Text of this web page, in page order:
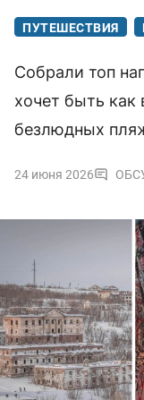
ПУТЕШЕСТВИЯ
Собрали топ
хочет быть
безлюдных
24 июня 2026